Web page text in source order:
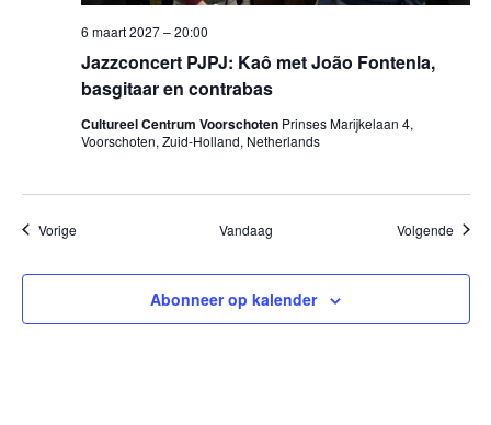
Jazzconcert PJPJ: Kaô met João Fontenla,
basgitaar en contrabas
6 maart 2027 – 20:00
Cultureel Centrum Voorschoten Prinses Marijkelaan 4,
Voorschoten, Zuid-Holland, Netherlands
VorigeEvenementen Vandaag Volgende
Abonneer op kalender